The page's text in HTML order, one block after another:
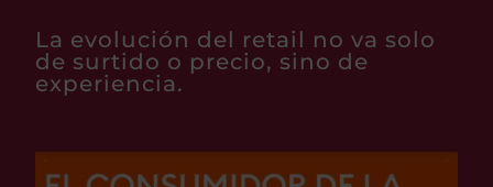
La evolución del retail no va solo
de surtido o precio, sino de
experiencia.